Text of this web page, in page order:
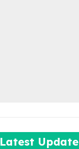
Latest Update